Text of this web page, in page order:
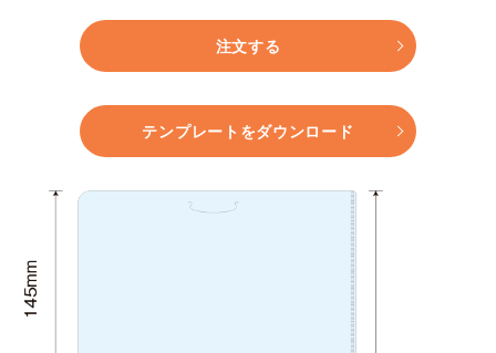
注文する
テンプレートをダウンロード